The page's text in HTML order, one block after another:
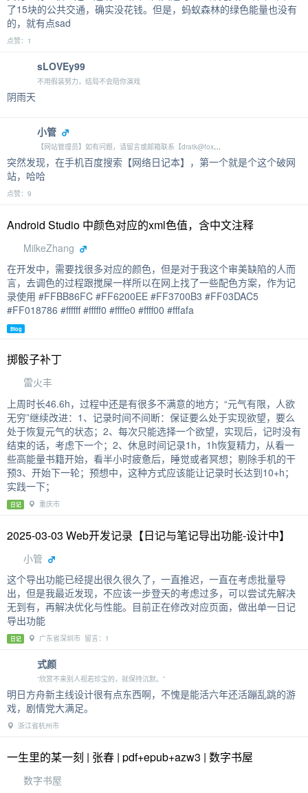
了15块的公共交通，确实没花钱。但是，蚂蚁森林的绿色能量也没有
的，就有点sad
点赞：1
sLOVEy99
不用假装努力，结局不会陪你演戏
阴雨天
小管
【网站管理员】如有问题，请留言或邮箱联系【dratk@foxmail.com】
突然发现，在手机百度搜索【网络日记本】，第一个就是个这个破网
站，哈哈
点赞：9
Android Studio 中颜色对应的xml色值，含中文注释
MilkeZhang
在开发中，需要找很多对应的颜色，但是对于我这个审美缺陷的人而
言，去调色的过程跟搅屎一样所以在网上找了一些配色方案，作为记
录使用 #FFBB86FC #FF6200EE #FF3700B3 #FF03DAC5
#FF018786 #ffffff #fffff0 #ffffe0 #ffff00 #fffafa
Blog
掷骰子补丁
雷火丰
上周时长46.6h，过程中还是有很多不满意的地方；“元气有限，人欲
无穷”继续改进：1、记录时间不间断：保证要么处于实现欲望，要么
处于恢复元气的状态；2、每次只能选择一个欲望，实现后，记时没有
结束的话，考虑下一个；2、休息时间记录1h，1h恢复精力，从看一
些高能量书籍开始，看半小时疲惫后，睡觉或者冥想；剔除手机的干
预3、开始下一轮；预想中，这种方式应该能让记录时长达到10+h；
实践一下；
日记 重庆市
2025-03-03 Web开发记录【日记与笔记导出功能-设计中】
小管
这个导出功能已经提出很久很久了，一直推迟，一直在考虑批量导
出，但是我最近发现，不应该一步登天的考虑过多，可以尝试先解决
无到有，再解决优化与性能。目前正在修改对应页面，做出单一日记
导出功能
日记 广东省深圳市 留言：1
式颜
“欣赏不来别人视若珍宝的，就保持沉默。”
明日方舟新主线设计很有点东西啊，不愧是能活六年还活蹦乱跳的游
戏，剧情党大满足。
浙江省杭州市
一生里的某一刻 | 张春 | pdf+epub+azw3 | 数字书屋
数字书屋